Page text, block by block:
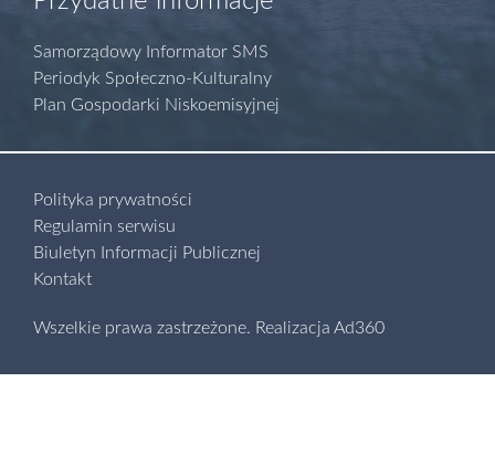
Samorządowy Informator SMS
Periodyk Społeczno-Kulturalny
Plan Gospodarki Niskoemisyjnej
Polityka prywatności
Regulamin serwisu
Biuletyn Informacji Publicznej
Kontakt
Wszelkie prawa zastrzeżone. Realizacja Ad360